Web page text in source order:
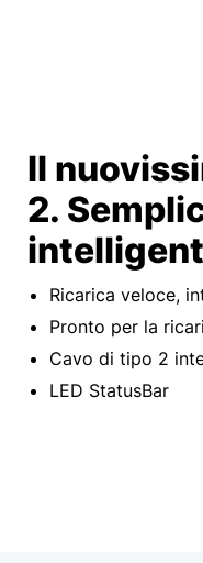
Il
2.
Ricarica veloce,
Pronto per la
Cavo di tipo 2
LED StatusBar